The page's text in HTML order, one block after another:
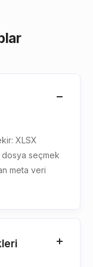
XLSX
dosya seçmek
meta veri